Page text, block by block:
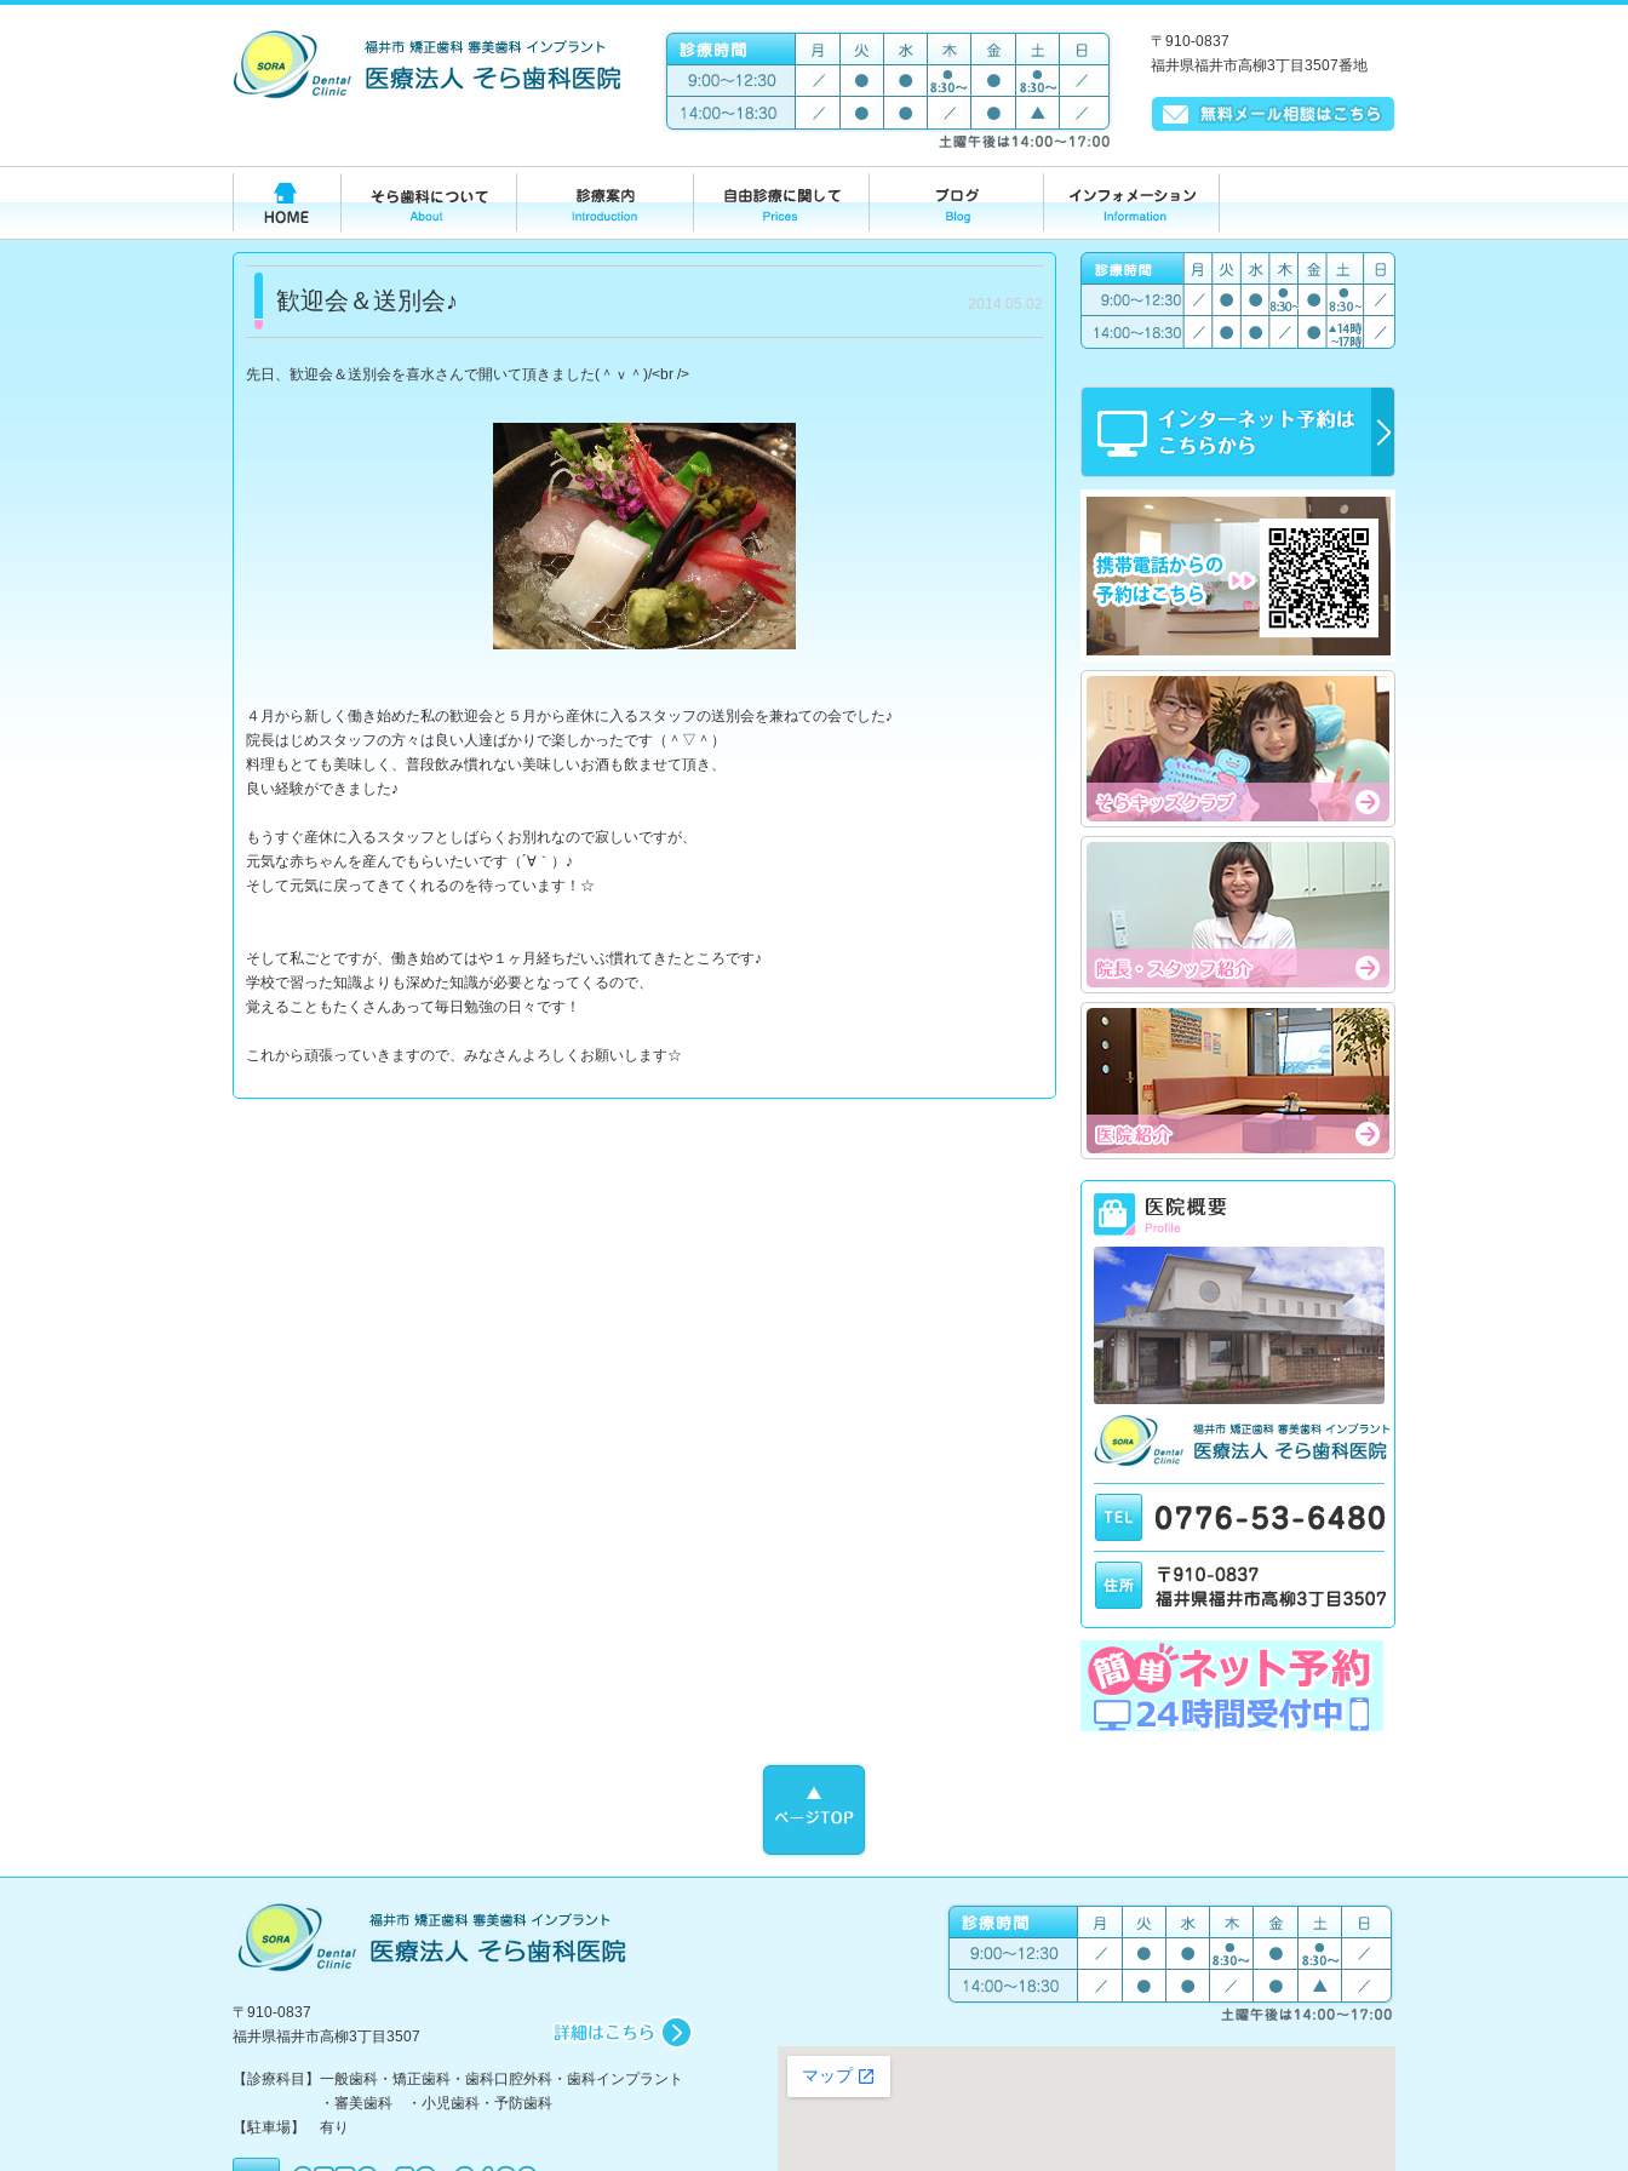
〒910-0837
福井県福井市高柳3丁目3507番地
歓迎会＆送別会♪ 2014.05.02
先日、歓迎会＆送別会を喜水さんで開いて頂きました(＾ｖ＾)/<br />
４月から新しく働き始めた私の歓迎会と５月から産休に入るスタッフの送別会を兼ねての会でした♪
院長はじめスタッフの方々は良い人達ばかりで楽しかったです（＾▽＾）
料理もとても美味しく、普段飲み慣れない美味しいお酒も飲ませて頂き、
良い経験ができました♪
もうすぐ産休に入るスタッフとしばらくお別れなので寂しいですが、
元気な赤ちゃんを産んでもらいたいです（´∀｀）♪
そして元気に戻ってきてくれるのを待っています！☆
そして私ごとですが、働き始めてはや１ヶ月経ちだいぶ慣れてきたところです♪
学校で習った知識よりも深めた知識が必要となってくるので、
覚えることもたくさんあって毎日勉強の日々です！
これから頑張っていきますので、みなさんよろしくお願いします☆
〒910-0837
福井県福井市高柳3丁目3507
【診療科目】一般歯科・矯正歯科・歯科口腔外科・歯科インプラント
・審美歯科 ・小児歯科・予防歯科
【駐車場】 有り